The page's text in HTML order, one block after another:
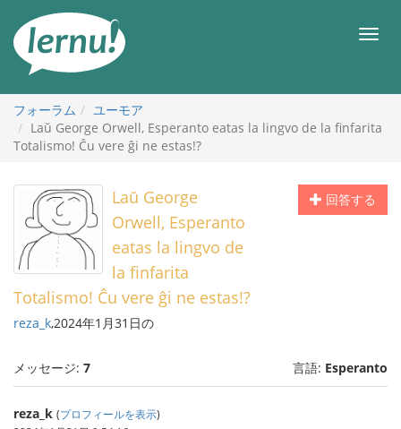
メ
フォーラム
ユーモア
Laŭ George Orwell, Esperanto eatas la lingvo de la finfarita
Totalismo! Ĉu vere ĝi ne estas!?
回答する
Laŭ George
Orwell, Esperanto
eatas la lingvo de
la finfarita
Totalismo! Ĉu vere ĝi ne estas!?
reza_k,2024年1月31日の
メッセージ: 7 言語: Esperanto
reza_k (プロフィールを表示)